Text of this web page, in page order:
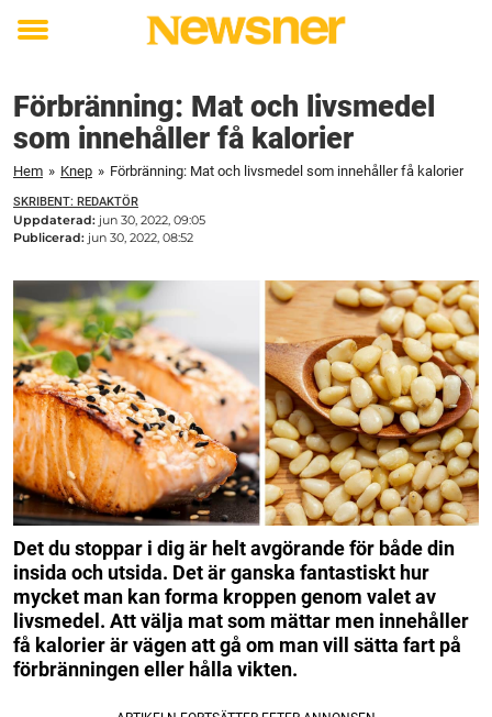
Toggle
Förbränning: Mat och livsmedel
som innehåller få kalorier
Hem » Knep » Förbränning: Mat och livsmedel som innehåller få kalorier
SKRIBENT: REDAKTÖR
Uppdaterad: jun 30, 2022, 09:05
Publicerad: jun 30, 2022, 08:52
Det du stoppar i dig är helt avgörande för både din
insida och utsida. Det är ganska fantastiskt hur
mycket man kan forma kroppen genom valet av
livsmedel. Att välja mat som mättar men innehåller
få kalorier är vägen att gå om man vill sätta fart på
förbränningen eller hålla vikten.